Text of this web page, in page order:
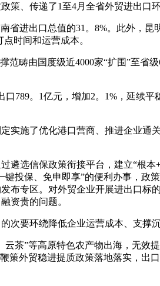
、传递了1至4月全省外贸进出口环
进出口总值的31。8%。此外，昆
时间和运营成本。
由国度级近4000家“扩围”至省
。1亿元，增加2。1%，延续平
施了优化港口营商、推进企业通
选信保政策衔接平台，建立“根本
投保、免申即享”的便利办事，
布专区。对外贸企业开展进出口
资贵的问题。
要环绕降低企业运营成本、支撑
”等高原特色农产物出海，无效
策外贸稳进提质政策落地落实，